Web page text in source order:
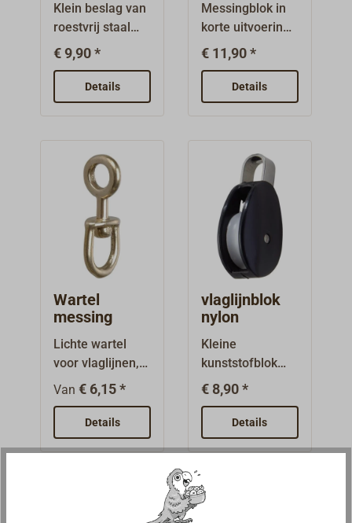
Klein beslag van
roestvrij staal
om aan de want
te monteren.De
maximale
diameter van de
praktisch om
vlaglijnen of
blokken met een
sluiting vast te
maken.
€ 9,90 *
Details
Messingblok in
korte uitvoering
met dwars
geplaatst oog.
Schijven van
messing.Messin
gepolijst.Eenvou
dige blokken
voor veel
toepassingen.
€ 11,90 *
Details
Wartel
messing
Lichte wartel
voor vlaglijnen,
van messing.Een
groot en een
klein vast oog.
Van€ 6,15 *
Details
vlaglijnblok
nylon
Kleine
kunststofblok
met één schijf
voor dun
touw.Alle
onderdelen zijn
roestvrij.
schijf van zwart
€ 8,90 *
Details